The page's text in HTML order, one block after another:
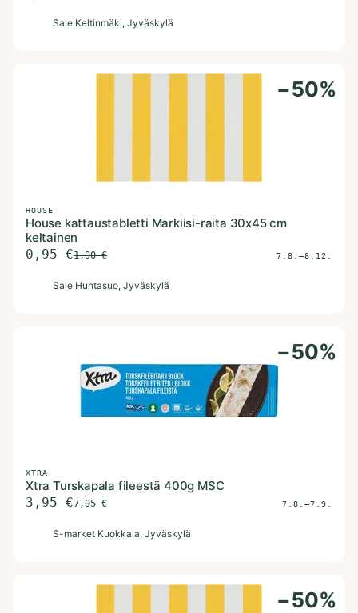
Sale Keltinmäki, Jyväskylä
−50%
HOUSE
House kattaustabletti Markiisi-raita 30x45 cm
keltainen
0,95 €1,90€ 7.8.–8.12.
Sale Huhtasuo, Jyväskylä
−50%
XTRA
Xtra Turskapala fileestä 400g MSC
3,95 €7,95€ 7.8.–7.9.
S-market Kuokkala, Jyväskylä
−50%